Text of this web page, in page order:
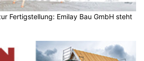
Fertigstellung: Emilay Bau GmbH steht